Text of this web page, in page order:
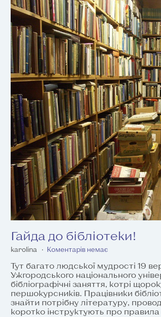
Гайда до бібліотеки!
karolina Коментарів немає
Тут багато людської мудрості 19
Ужгородського національного
бібліографічні заняття, котрі
першокурсників. Працівники
знайти потрібну літературу,
коротко інструктують про